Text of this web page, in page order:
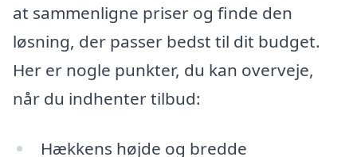
at sammenligne priser og finde den
løsning, der passer bedst til dit budget.
Her er nogle punkter, du kan overveje,
når du indhenter tilbud:
Hækkens højde og bredde